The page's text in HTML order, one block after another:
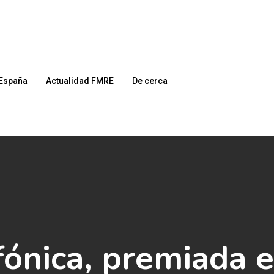
Actualidad FMRE De cerca
premiada